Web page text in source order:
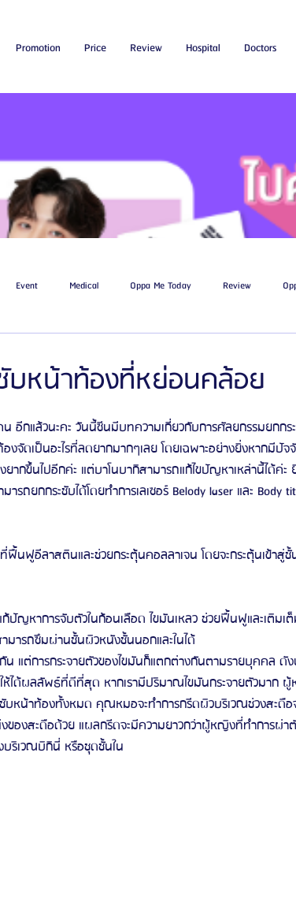
Promotion Price Review Hospital Doctors
Event Medical Oppa Me Today Review
โรงพยาบาลศัลยกรรมนานะ โรงพยาบาลศัลยกรรมรูบี
บหน้าท้องที่หย่อนคล้อย
อีกแล้วนะคะ วันนี้ซีนมีบทความเกี่ยวกับการศัลยกรรมยกก
ดเป็นอะไรที่ลดยากมากๆเลย โดยเฉพาะอย่างยิ่งหากมีปัจ
ากขึ้นไปอีกค่ะ แต่บาโนบากิสามารถแก้ไขปัญหาเหล่านี้ได้ค่
รถยกกระชับได้โดยทำการเลเซอร์ Belody laser และ Body
ที่ฟื้นฟูอีลาสตินและช่วยกระตุ้นคอลลาเจน โดยจะกระตุ้นเข้าสู่
ก้ปัญหาการจับตัวในก้อนเลือด ไขมันเหลว ช่วยฟื้นฟูและเติม
ารถซึมผ่านชั้นผิวหนังชั้นนอกและในได้
น แต่การกระจายตัวของไขมันก็แตกต่างกันตามรายบุคคล ดั
ห้ได้ผลลัพธ์ที่ดีที่สุด หากเรามีปริมาณไขมันกระจายตัวมา
ชับหน้าท้องทั้งหมด คุณหมอจะทำการกรีดผิวบริเวณช่วงสะดื
ของสะดือด้วย แผลกรีดจะมีความยาวกว่าผู้หญิงที่ทำการผ่
ริเวณบิกินี่ หรือชุดชั้นใน